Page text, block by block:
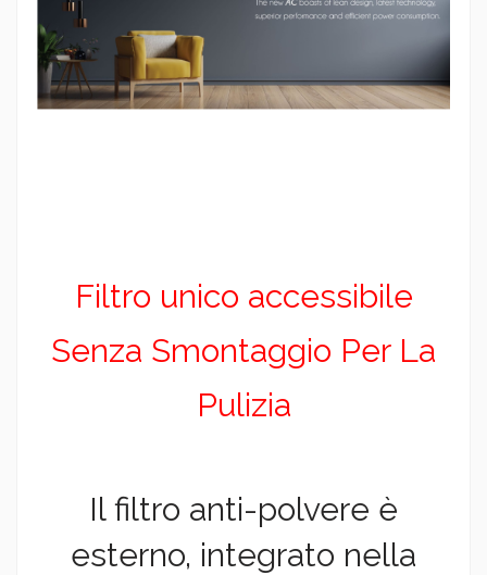
Filtro unico accessibile
Senza Smontaggio Per La
Pulizia
Il filtro anti-polvere è
esterno, integrato nella